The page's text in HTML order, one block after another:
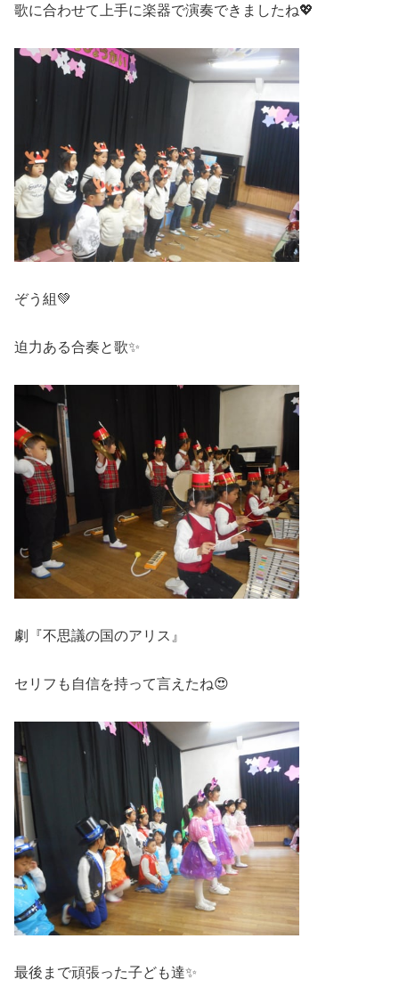
歌に合わせて上手に楽器で演奏できましたね💖
ぞう組💚
迫力ある合奏と歌✨
劇『不思議の国のアリス』
セリフも自信を持って言えたね😍
最後まで頑張った子ども達✨